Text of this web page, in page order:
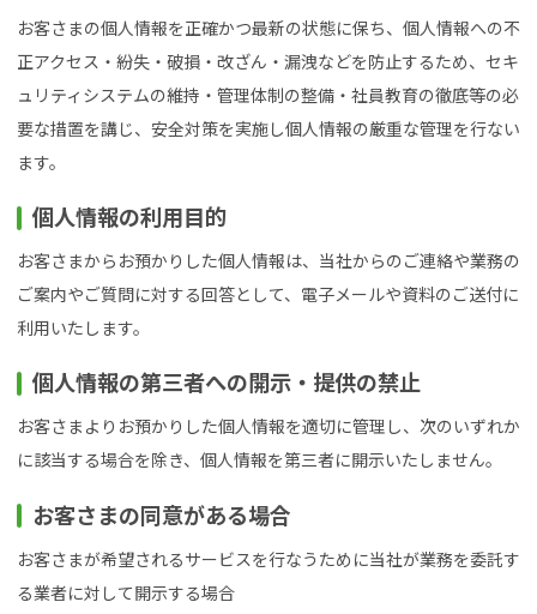
お客さまの個人情報を正確かつ最新の状態に保ち、個人情報への不
正アクセス・紛失・破損・改ざん・漏洩などを防止するため、セキ
ュリティシステムの維持・管理体制の整備・社員教育の徹底等の必
要な措置を講じ、安全対策を実施し個人情報の厳重な管理を行ない
ます。
個人情報の利用目的
お客さまからお預かりした個人情報は、当社からのご連絡や業務の
ご案内やご質問に対する回答として、電子メールや資料のご送付に
利用いたします。
個人情報の第三者への開示・提供の禁止
お客さまよりお預かりした個人情報を適切に管理し、次のいずれか
に該当する場合を除き、個人情報を第三者に開示いたしません。
お客さまの同意がある場合
お客さまが希望されるサービスを行なうために当社が業務を委託す
る業者に対して開示する場合